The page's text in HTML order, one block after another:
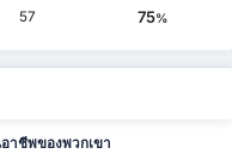
57 75%
าชีพของพวกเขา